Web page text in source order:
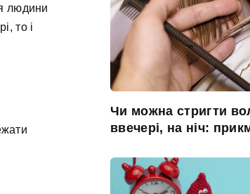
людини
то і
Чи можна стригти
ввечері, на ніч: